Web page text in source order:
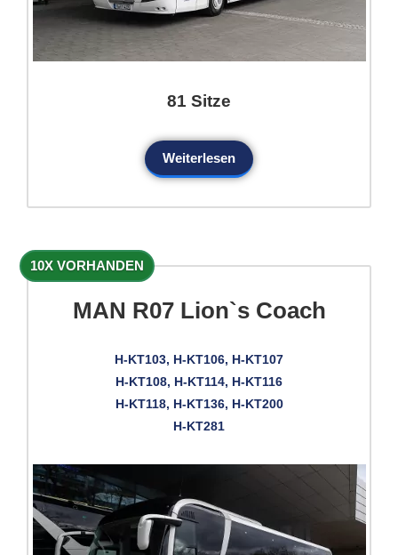
81 Sitze
Weiterlesen
10X VORHANDEN
MAN R07 Lion`s Coach
H-KT103, H-KT106, H-KT107
H-KT108, H-KT114, H-KT116
H-KT118, H-KT136, H-KT200
H-KT281